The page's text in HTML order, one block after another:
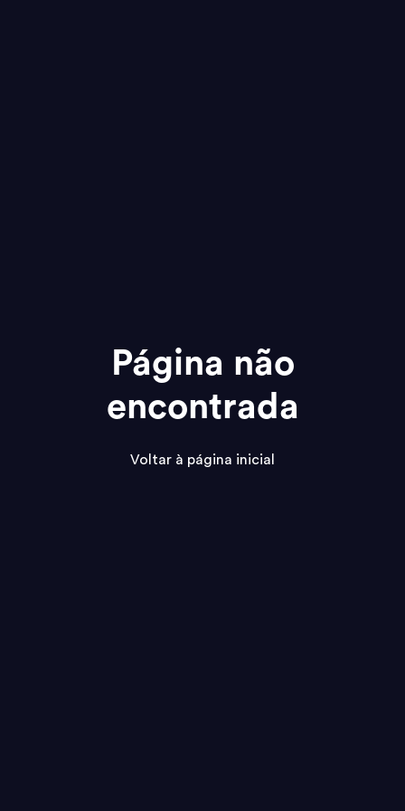
Página não
encontrada
Voltar à página inicial